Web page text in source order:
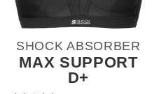
SHOCK ABSORBER
MAX SUPPORT
D+